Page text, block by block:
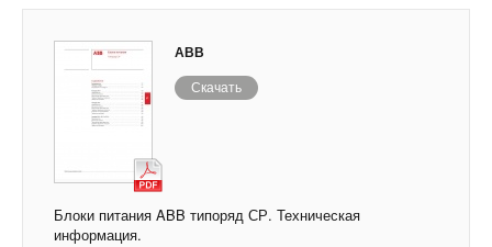
ABB
Скачать
Блоки питания ABB типоряд СР. Техническая
информация.